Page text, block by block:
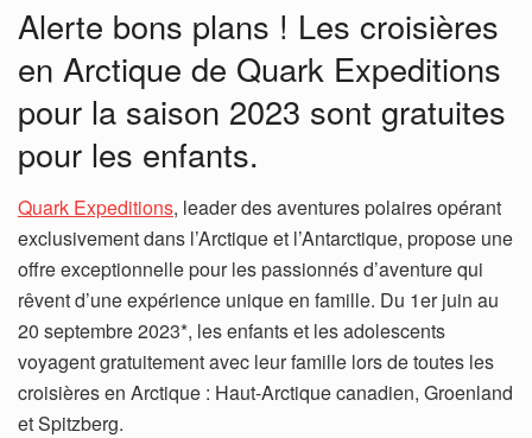
Alerte bons plans ! Les croisières
en Arctique de Quark Expeditions
pour la saison 2023 sont gratuites
pour les enfants.
Quark Expeditions, leader des aventures polaires opérant
exclusivement dans l’Arctique et l’Antarctique, propose une
offre exceptionnelle pour les passionnés d’aventure qui
rêvent d’une expérience unique en famille. Du 1er juin au
20 septembre 2023*, les enfants et les adolescents
voyagent gratuitement avec leur famille lors de toutes les
croisières en Arctique : Haut-Arctique canadien, Groenland
et Spitzberg.